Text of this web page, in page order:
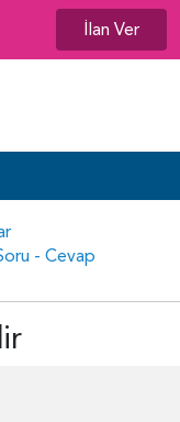
İlan Ver
- Cevap